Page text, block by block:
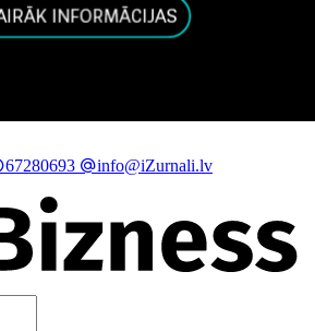
67280693
info@iZurnali.lv